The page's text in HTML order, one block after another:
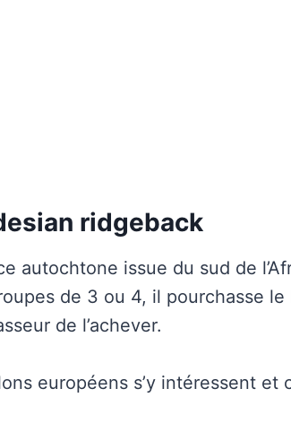
ridgeback
autochtone issue du sud de
de 3 ou 4, il pourchasse
de l’achever.
européens s’y intéressent et